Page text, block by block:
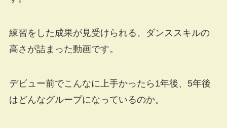
練習をした成果が見受けられる、ダンススキルの
高さが詰まった動画です。
デビュー前でこんなに上手かったら1年後、5年後
はどんなグループになっているのか。